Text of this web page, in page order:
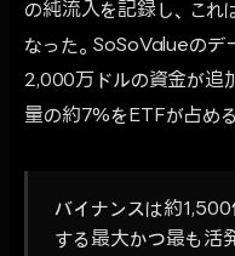
の純流入を記録し、これ
なった。SoSoValueのデ
2,000万ドルの資金が追
量の約7%をETFが占める
バイナンスは約
する最大かつ最も活